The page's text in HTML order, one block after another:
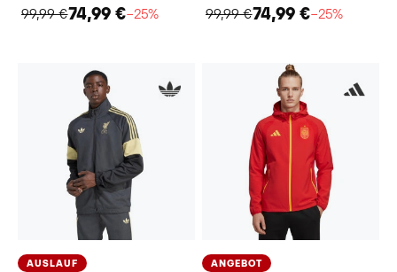
99,99 €74,99 €−25% 99,99 €74,99 €−25%
AUSLAUF ANGEBOT